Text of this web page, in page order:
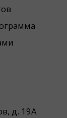
д. 19А